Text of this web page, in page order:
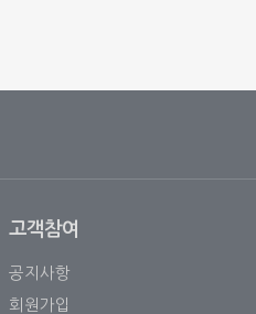
고객참여
공지사항
회원가입